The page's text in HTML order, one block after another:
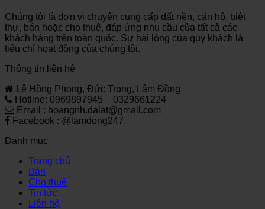
Chúng tôi là đơn vị chuyên cung cấp đất nền, căn hộ, biệt
thự, bán hoặc cho thuê, đáp ứng nhu cầu của tất cả các
khách hàng trên toàn quốc. Sự hài lòng của quý khách là
tiêu chí hoạt động của chúng tôi.
Thông tin liên hệ
Lê Hồng Phong, Đức Trọng, Lâm Đồng
Hotline: 0969897945 – 0329661224
Email : hoangnh.dalat@gmail.com
Facebook : @lamdong247
Danh mục
Trang chủ
Bán
Cho thuê
Tin tức
Liên hệ